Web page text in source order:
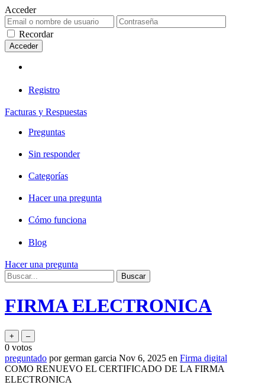
Acceder
Recordar
Registro
Facturas y Respuestas
Preguntas
Sin responder
Categorías
Hacer una pregunta
Cómo funciona
Blog
Hacer una pregunta
FIRMA ELECTRONICA
0 votos
preguntado por german garcia Nov 6, 2025 en Firma digital
COMO RENUEVO EL CERTIFICADO DE LA FIRMA
ELECTRONICA